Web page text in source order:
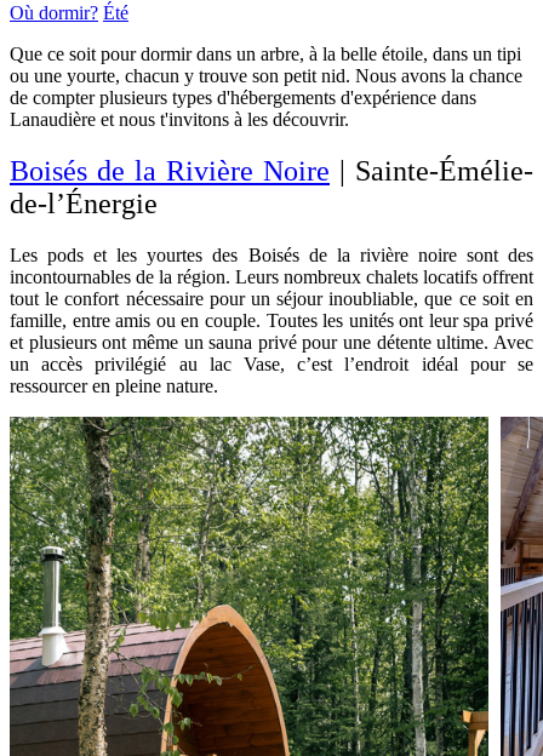
Où dormir? Été
Que ce soit pour dormir dans un arbre, à la belle étoile, dans un tipi
ou une yourte, chacun y trouve son petit nid. Nous avons la chance
de compter plusieurs types d'hébergements d'expérience dans
Lanaudière et nous t'invitons à les découvrir.
Boisés de la Rivière Noire | Sainte-Émélie-
de-l’Énergie
Les pods et les yourtes des Boisés de la rivière noire sont des
incontournables de la région. Leurs nombreux chalets locatifs offrent
tout le confort nécessaire pour un séjour inoubliable, que ce soit en
famille, entre amis ou en couple. Toutes les unités ont leur spa privé
et plusieurs ont même un sauna privé pour une détente ultime. Avec
un accès privilégié au lac Vase, c’est l’endroit idéal pour se
ressourcer en pleine nature.